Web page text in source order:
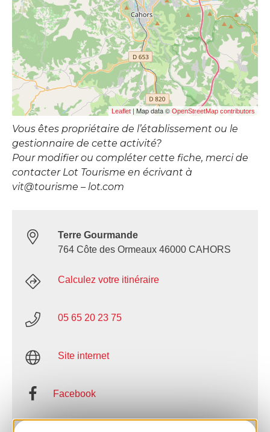
Leaflet | Map data © OpenStreetMap contributors
Vous êtes propriétaire de l’établissement ou le
gestionnaire de cette activité?
Pour modifier ou compléter cette fiche, merci de
contacter Lot Tourisme en écrivant à
vit@tourisme – lot.com
Terre Gourmande
764 Côte des Ormeaux 46000 CAHORS
Calculez votre itinéraire
05 65 20 23 75
Site internet
Facebook